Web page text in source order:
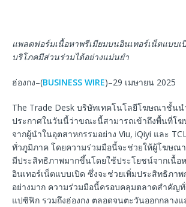
แพลตฟอร์มเนื้อหาพรีเมียมบนอินเทอร์เน็ตแบบเ
บริโภคมีส่วนร่วมได้อย่างแม่นยำ
ฮ่องกง–(BUSINESS WIRE)–29 เมษายน 2025
The Trade Desk บริษัทเทคโนโลยีโฆษณาชั้นน
ประกาศในวันนี้ว่าขณะนี้สามารถเข้าถึงพื้นที่โฆ
จากผู้นำในอุตสาหกรรมอย่าง Viu, iQiyi และ
ทั่วภูมิภาค โดยความร่วมมือนี้จะช่วยให้ผู้โฆษณา
มีประสิทธิภาพมากขึ้นโดยใช้ประโยชน์จากเนื้อ
อินเทอร์เน็ตแบบเปิด ซึ่งจะช่วยเพิ่มประสิทธิภา
อย่างมาก ความร่วมมือนี้ครอบคลุมตลาดสำคัญทั่
แปซิฟิก รวมถึงฮ่องกง ตลอดจนตะวันออกกลาง